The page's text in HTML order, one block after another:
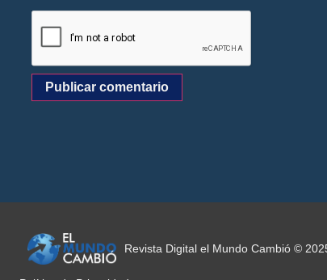
Revista Digital el Mundo Cambió ©